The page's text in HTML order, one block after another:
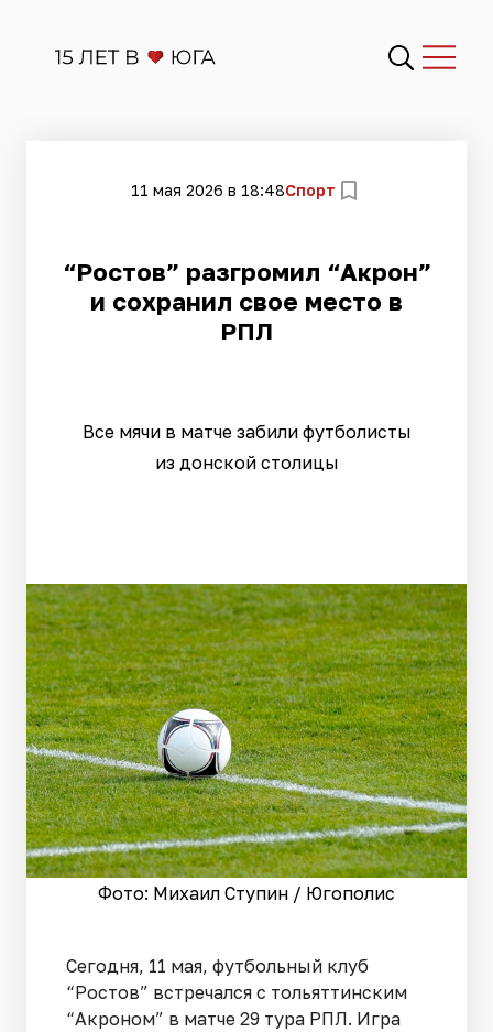
11 мая 2026 в 18:48Спорт
“Ростов” разгромил “Акрон”
и сохранил свое место в
РПЛ
Все мячи в матче забили футболисты
из донской столицы
Фото: Михаил Ступин / Югополис
Сегодня, 11 мая, футбольный клуб
“Ростов” встречался с тольяттинским
“Акроном” в матче 29 тура РПЛ. Игра